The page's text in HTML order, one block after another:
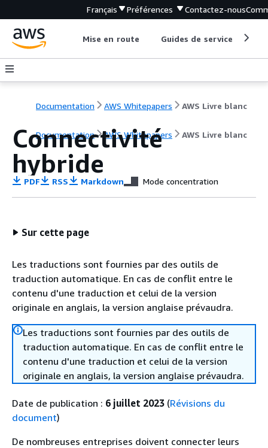
Français Préférences Contactez-nous
Mise en route Guides de service
Documentation AWS Whitepapers AWS Livre blanc
Documentation AWS Whitepapers AWS Livre blanc
Connectivité
hybride
PDF RSS Markdown Mode concentration
Sur cette page
Les traductions sont fournies par des outils de
traduction automatique. En cas de conflit entre le
contenu d'une traduction et celui de la version
originale en anglais, la version anglaise prévaudra.
Les traductions sont fournies par des outils de
traduction automatique. En cas de conflit entre le
contenu d'une traduction et celui de la version
originale en anglais, la version anglaise prévaudra.
Date de publication : 6 juillet 2023 (Révisions du
document)
De nombreuses entreprises doivent connecter leurs